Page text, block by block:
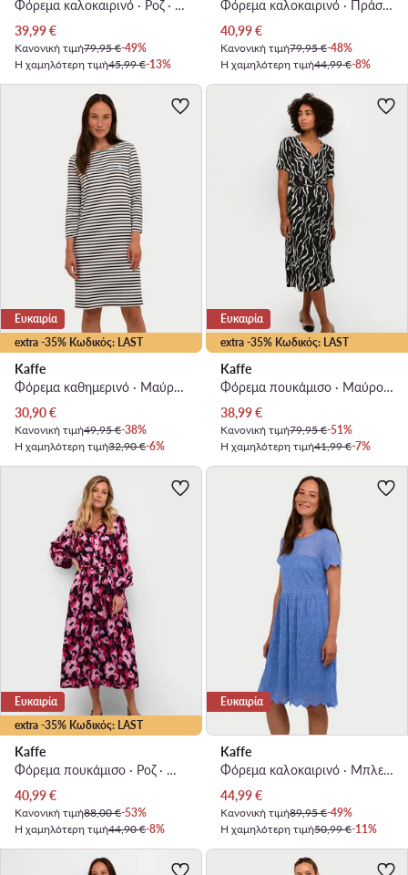
Φόρεμα καλοκαιρινό · Ροζ · Mini
Τρέχουσα τιμή
39,99€
Κανονική τιμή79,95 €-49%
Η χαμηλότερη τιμή45,99 €-13%
Φόρεμα καλοκαιρινό · Πράσινο · Mini
Τρέχουσα τιμή
40,99€
Κανονική τιμή79,95 €-48%
Η χαμηλότερη τιμή44,99 €-8%
extra -35% Κωδικός: LAST
Ευκαιρία
Kaffe
Φόρεμα καθημερινό · Μαύρο · Midi
Τρέχουσα τιμή
30,90€
Κανονική τιμή49,95 €-38%
Η χαμηλότερη τιμή32,90 €-6%
extra -35% Κωδικός: LAST
Ευκαιρία
Kaffe
Φόρεμα πουκάμισο · Μαύρο · Midi
Τρέχουσα τιμή
38,99€
Κανονική τιμή79,95 €-51%
Η χαμηλότερη τιμή41,99 €-7%
extra -35% Κωδικός: LAST
Ευκαιρία
Kaffe
Φόρεμα πουκάμισο · Ροζ · Midi
Τρέχουσα τιμή
40,99€
Κανονική τιμή88,00 €-53%
Η χαμηλότερη τιμή44,90 €-8%
Ευκαιρία
Kaffe
Φόρεμα καλοκαιρινό · Μπλε · Midi
Τρέχουσα τιμή
44,99€
Κανονική τιμή89,95 €-49%
Η χαμηλότερη τιμή50,99 €-11%